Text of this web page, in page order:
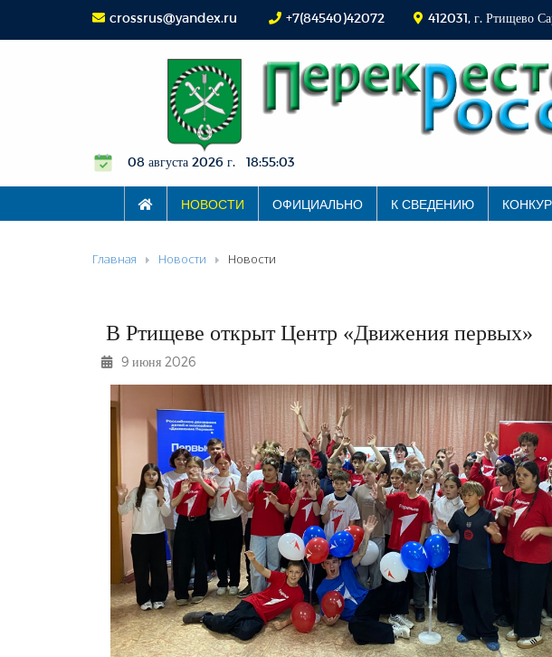
crossrus@yandex.ru +7(84540)42072 412031, г. Ртищево
08 августа 2026 г. 18:55:03
НОВОСТИ ОФИЦИАЛЬНО К СВЕДЕНИЮ
Главная Новости Новости
В Ртищеве открыт Центр «Движения первых»
9 июня 2026